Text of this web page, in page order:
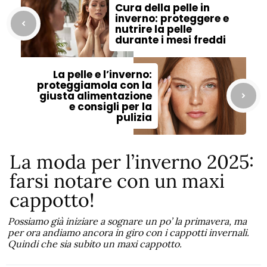
Cura della pelle in
inverno: proteggere e
nutrire la pelle
durante i mesi freddi
La pelle e l’inverno:
proteggiamola con la
giusta alimentazione
e consigli per la
pulizia
La moda per l’inverno 2025:
farsi notare con un maxi
cappotto!
Possiamo già iniziare a sognare un po’ la primavera, ma
per ora andiamo ancora in giro con i cappotti invernali.
Quindi che sia subito un maxi cappotto.